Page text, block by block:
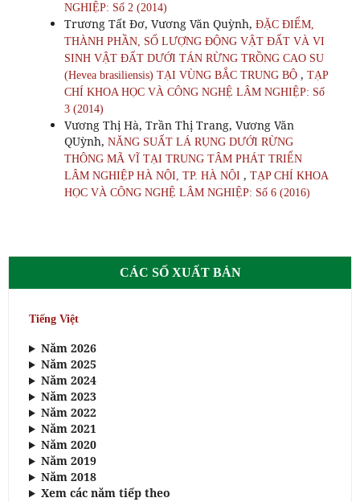
NGHIỆP: Số 2 (2014)
Trương Tất Đơ, Vương Văn Quỳnh, ĐẶC ĐIỂM,
THÀNH PHẦN, SỐ LƯỢNG ĐỘNG VẬT ĐẤT VÀ VI
SINH VẬT ĐẤT DƯỚI TÁN RỪNG TRỒNG CAO SU
(Hevea brasiliensis) TẠI VÙNG BẮC TRUNG BỘ , TẠP
CHÍ KHOA HỌC VÀ CÔNG NGHỆ LÂM NGHIỆP: Số
3 (2014)
Vương Thị Hà, Trần Thị Trang, Vương Văn
QUỳnh, NĂNG SUẤT LÁ RỤNG DƯỚI RỪNG
THÔNG MÃ VĨ TẠI TRUNG TÂM PHÁT TRIỂN
LÂM NGHIỆP HÀ NỘI, TP. HÀ NỘI , TẠP CHÍ KHOA
HỌC VÀ CÔNG NGHỆ LÂM NGHIỆP: Số 6 (2016)
CÁC SỐ XUẤT BẢN
Tiếng Việt
Năm 2026
Năm 2025
Năm 2024
Năm 2023
Năm 2022
Năm 2021
Năm 2020
Năm 2019
Năm 2018
Xem các năm tiếp theo